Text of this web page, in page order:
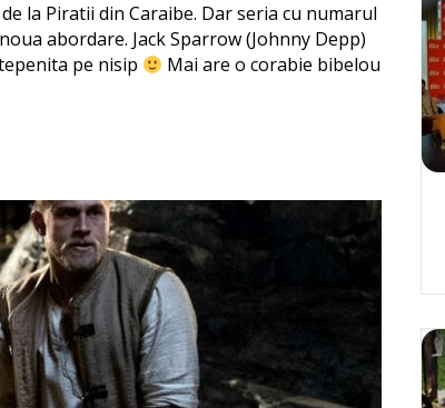
la Piratii din Caraibe. Dar seria cu numarul
abordare. Jack Sparrow (Johnny Depp)
pe nisip
Mai are o corabie bibelou